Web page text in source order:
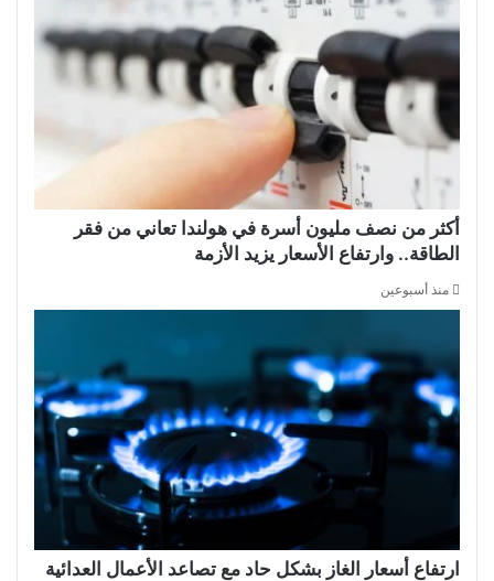
أكثر من نصف مليون أسرة في هولندا تعاني من فقر
الطاقة.. وارتفاع الأسعار يزيد الأزمة
منذ أسبوعين
ارتفاع أسعار الغاز بشكل حاد مع تصاعد الأعمال العدائية